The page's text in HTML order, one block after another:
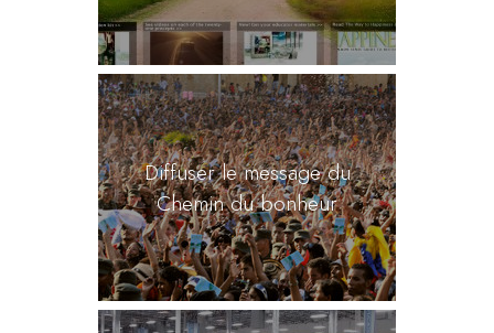
Diffuser le message du
Chemin du bonheur